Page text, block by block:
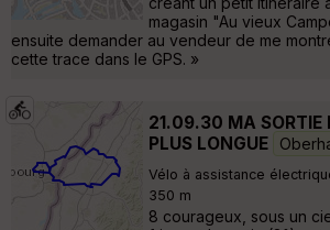
magasin "Au vieux
ensuite demander au vendeur de me
cette trace dans le GPS. »
21.09.30 MA SORTIE
PLUS LONGUE
Vélo à assistance
350 m
8 courageux, sous un